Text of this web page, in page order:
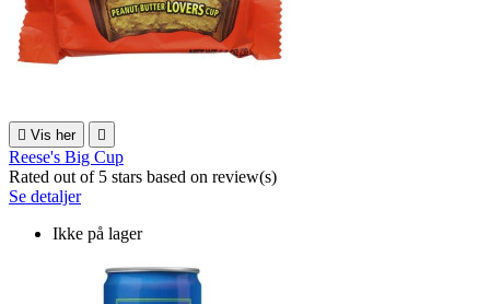
 Vis her 
Reese's Big Cup
Rated out of 5 stars based on review(s)
Se detaljer
Ikke på lager